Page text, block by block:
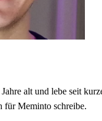
alt und lebe seit
für Meminto schreibe.